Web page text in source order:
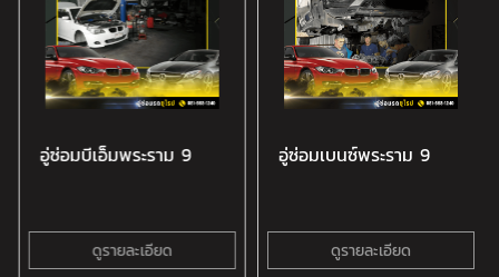
อู่ซ่อมบีเอ็มพระราม 9
ดูรายละเอียด
อู่ซ่อมเบนซ์พระราม 9
ดูรายละเอียด